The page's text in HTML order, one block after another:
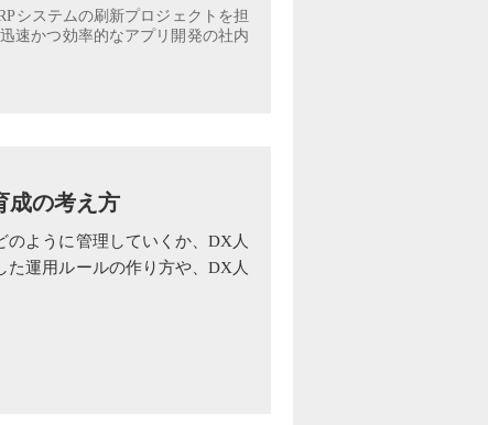
システムの刷新プロジェクトを担
速かつ効率的なアプリ開発の社内
成の考え方
ように管理していくか、DX人
運用ルールの作り方や、DX人